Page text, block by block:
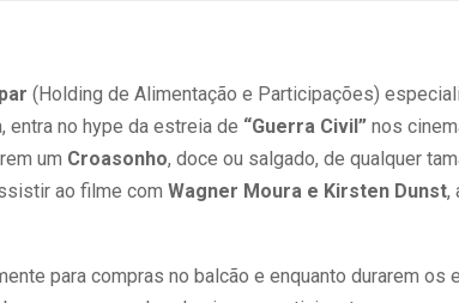
(Holding de Alimentação e Participações)
entra no hype da estreia de “Guerra Civil” nos
um Croasonho, doce ou salgado, de qualquer
ao filme com Wagner Moura e Kirsten Dunst,
para compras no balcão e enquanto durarem os